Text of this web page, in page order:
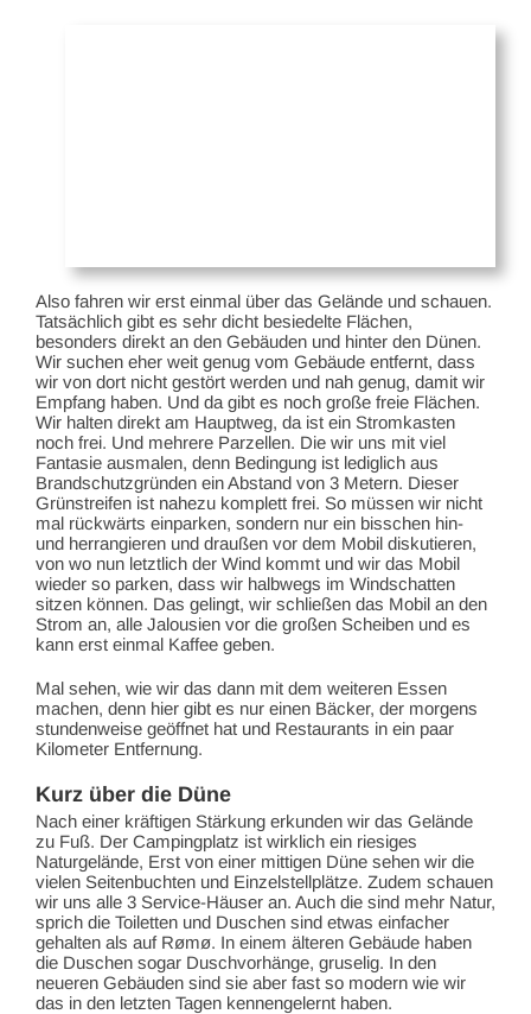
Also fahren wir erst einmal über das Gelände und schauen.
Tatsächlich gibt es sehr dicht besiedelte Flächen,
besonders direkt an den Gebäuden und hinter den Dünen.
Wir suchen eher weit genug vom Gebäude entfernt, dass
wir von dort nicht gestört werden und nah genug, damit wir
Empfang haben. Und da gibt es noch große freie Flächen.
Wir halten direkt am Hauptweg, da ist ein Stromkasten
noch frei. Und mehrere Parzellen. Die wir uns mit viel
Fantasie ausmalen, denn Bedingung ist lediglich aus
Brandschutzgründen ein Abstand von 3 Metern. Dieser
Grünstreifen ist nahezu komplett frei. So müssen wir nicht
mal rückwärts einparken, sondern nur ein bisschen hin-
und herrangieren und draußen vor dem Mobil diskutieren,
von wo nun letztlich der Wind kommt und wir das Mobil
wieder so parken, dass wir halbwegs im Windschatten
sitzen können. Das gelingt, wir schließen das Mobil an den
Strom an, alle Jalousien vor die großen Scheiben und es
kann erst einmal Kaffee geben.
Mal sehen, wie wir das dann mit dem weiteren Essen
machen, denn hier gibt es nur einen Bäcker, der morgens
stundenweise geöffnet hat und Restaurants in ein paar
Kilometer Entfernung.
Kurz über die Düne
Nach einer kräftigen Stärkung erkunden wir das Gelände
zu Fuß. Der Campingplatz ist wirklich ein riesiges
Naturgelände, Erst von einer mittigen Düne sehen wir die
vielen Seitenbuchten und Einzelstellplätze. Zudem schauen
wir uns alle 3 Service-Häuser an. Auch die sind mehr Natur,
sprich die Toiletten und Duschen sind etwas einfacher
gehalten als auf Rømø. In einem älteren Gebäude haben
die Duschen sogar Duschvorhänge, gruselig. In den
neueren Gebäuden sind sie aber fast so modern wie wir
das in den letzten Tagen kennengelernt haben.